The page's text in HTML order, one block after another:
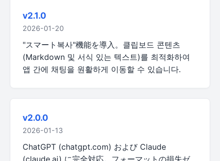
v2.1.0
2026-01-20
"スマート복사"機能を導入。클립보드 콘텐츠
(Markdown 및 서식 있는 텍스트)를 최적화하여
앱 간에 채팅을 원활하게 이동할 수 있습니다.
v2.0.0
2026-01-13
ChatGPT (chatgpt.com) および Claude
(claude.ai) に完全対応。フォーマットの損失ゼ